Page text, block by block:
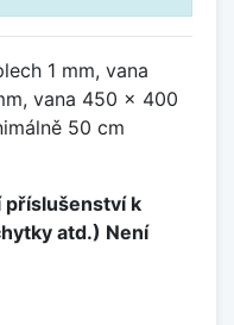
1 mm, vana
vana 450 x 400
50 cm
příslušenství k
atd.) Není